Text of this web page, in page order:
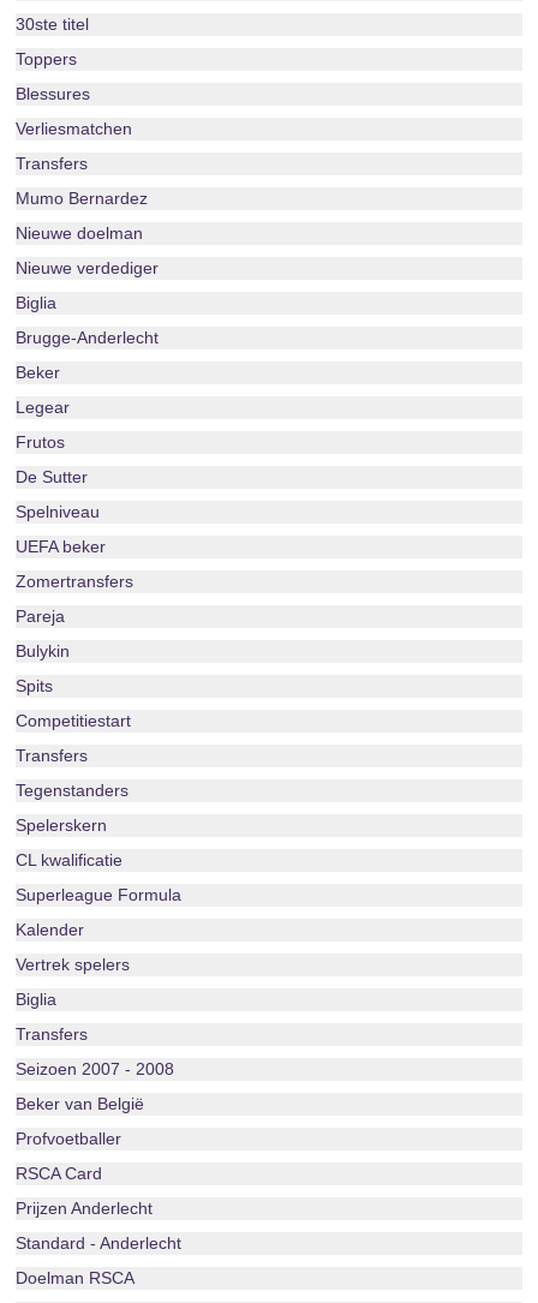
30ste titel
Toppers
Blessures
Verliesmatchen
Transfers
Mumo Bernardez
Nieuwe doelman
Nieuwe verdediger
Biglia
Brugge-Anderlecht
Beker
Legear
Frutos
De Sutter
Spelniveau
UEFA beker
Zomertransfers
Pareja
Bulykin
Spits
Competitiestart
Transfers
Tegenstanders
Spelerskern
CL kwalificatie
Superleague Formula
Kalender
Vertrek spelers
Biglia
Transfers
Seizoen 2007 - 2008
Beker van België
Profvoetballer
RSCA Card
Prijzen Anderlecht
Standard - Anderlecht
Doelman RSCA